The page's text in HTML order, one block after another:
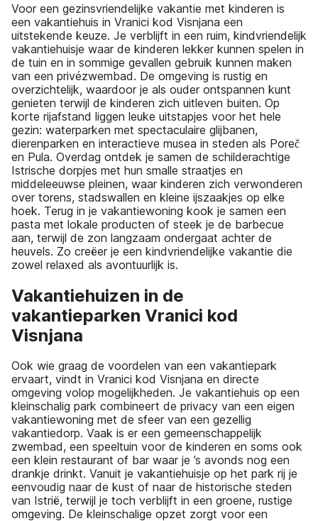
Voor een gezinsvriendelijke vakantie met kinderen is
een vakantiehuis in Vranici kod Visnjana een
uitstekende keuze. Je verblijft in een ruim, kindvriendelijk
vakantiehuisje waar de kinderen lekker kunnen spelen in
de tuin en in sommige gevallen gebruik kunnen maken
van een privézwembad. De omgeving is rustig en
overzichtelijk, waardoor je als ouder ontspannen kunt
genieten terwijl de kinderen zich uitleven buiten. Op
korte rijafstand liggen leuke uitstapjes voor het hele
gezin: waterparken met spectaculaire glijbanen,
dierenparken en interactieve musea in steden als Poreč
en Pula. Overdag ontdek je samen de schilderachtige
Istrische dorpjes met hun smalle straatjes en
middeleeuwse pleinen, waar kinderen zich verwonderen
over torens, stadswallen en kleine ijszaakjes op elke
hoek. Terug in je vakantiewoning kook je samen een
pasta met lokale producten of steek je de barbecue
aan, terwijl de zon langzaam ondergaat achter de
heuvels. Zo creëer je een kindvriendelijke vakantie die
zowel relaxed als avontuurlijk is.
Vakantiehuizen in de
vakantieparken Vranici kod
Visnjana
Ook wie graag de voordelen van een vakantiepark
ervaart, vindt in Vranici kod Visnjana en directe
omgeving volop mogelijkheden. Je vakantiehuis op een
kleinschalig park combineert de privacy van een eigen
vakantiewoning met de sfeer van een gezellig
vakantiedorp. Vaak is er een gemeenschappelijk
zwembad, een speeltuin voor de kinderen en soms ook
een klein restaurant of bar waar je ’s avonds nog een
drankje drinkt. Vanuit je vakantiehuisje op het park rij je
eenvoudig naar de kust of naar de historische steden
van Istrië, terwijl je toch verblijft in een groene, rustige
omgeving. De kleinschalige opzet zorgt voor een